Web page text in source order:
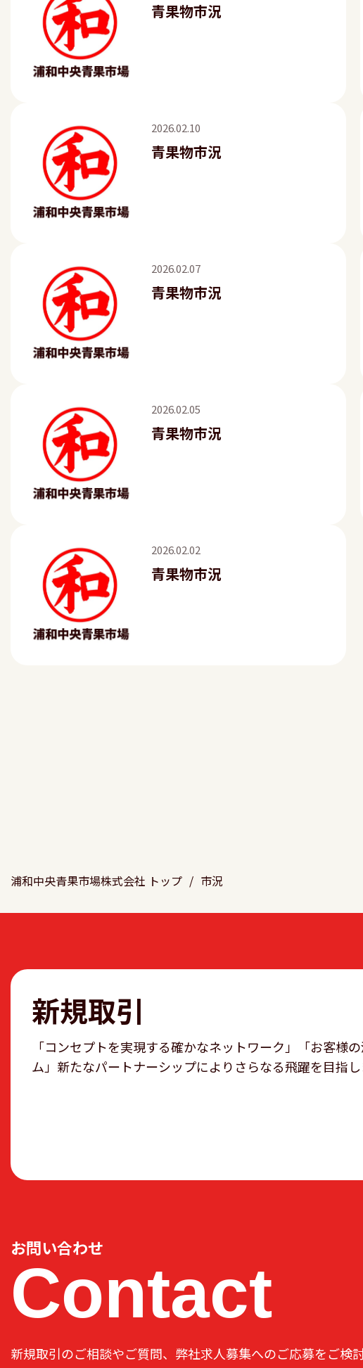
青果物市況
2026.02.10
青果物市況
2026.02.07
青果物市況
2026.02.05
青果物市況
2026.02.02
青果物市況
浦和中央青果市場株式会社 トップ / 市況
新規取引
「コンセプトを実現する確かなネットワーク」「お客様
ム」新たなパートナーシップによりさらなる飛躍を目指し
お問い合わせ
Contact
新規取引のご相談やご質問、弊社求人募集へのご応募をご検